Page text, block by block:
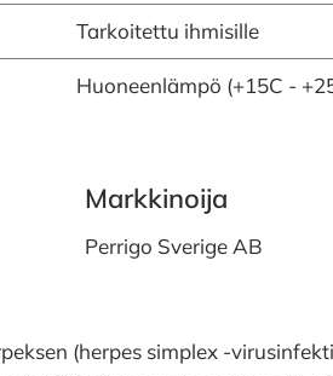
Tarkoitettu ihmisille
Huoneenlämpö (+15C -
Markkinoija
Perrigo Sverige AB
(herpes simplex -